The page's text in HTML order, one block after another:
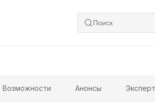
Возможности Анонсы